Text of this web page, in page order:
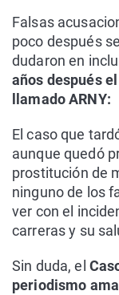
Falsas
poco después
dudaron en
años después
llamado ARNY:
El caso que
aunque quedó
prostitución de
ninguno de los
ver con el
carreras y su
Sin duda, el
periodismo